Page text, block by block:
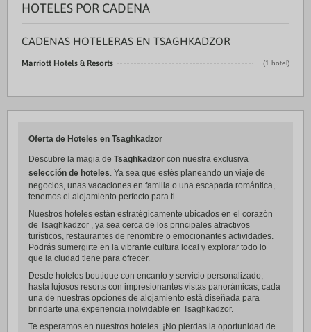
HOTELES POR CADENA
CADENAS HOTELERAS EN TSAGHKADZOR
Marriott Hotels & Resorts (1 hotel)
Oferta de Hoteles en Tsaghkadzor
Descubre la magia de Tsaghkadzor con nuestra exclusiva
selección de hoteles. Ya sea que estés planeando un viaje de
negocios, unas vacaciones en familia o una escapada romántica,
tenemos el alojamiento perfecto para ti.
Nuestros hoteles están estratégicamente ubicados en el corazón
de Tsaghkadzor , ya sea cerca de los principales atractivos
turísticos, restaurantes de renombre o emocionantes actividades.
Podrás sumergirte en la vibrante cultura local y explorar todo lo
que la ciudad tiene para ofrecer.
Desde hoteles boutique con encanto y servicio personalizado,
hasta lujosos resorts con impresionantes vistas panorámicas, cada
una de nuestras opciones de alojamiento está diseñada para
brindarte una experiencia inolvidable en Tsaghkadzor.
Te esperamos en nuestros hoteles. ¡No pierdas la oportunidad de